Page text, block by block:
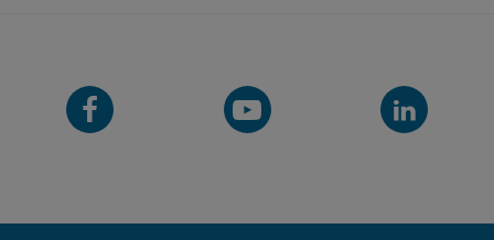
Facebook-
Seite
YouTube-
Kanal
LinkedIn-
Kanal